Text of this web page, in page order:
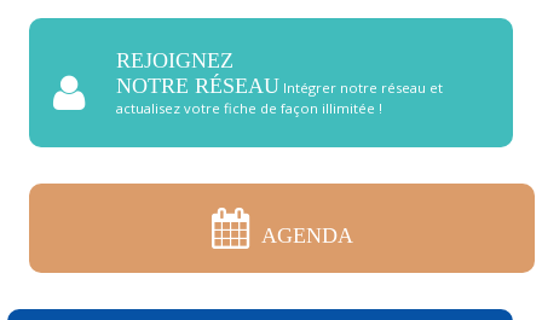
REJOIGNEZ
NOTRE RÉSEAU Intégrer notre réseau et
actualisez votre fiche de façon illimitée !
AGENDA